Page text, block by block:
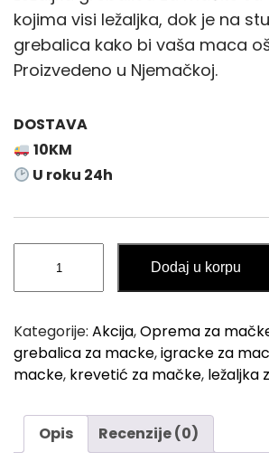
g
i
n
r
c
e
a
s
:
7
,
0
r
e
n
e
i
s
:
5
9
,
0
kojima visi ležaljka, dok je na
grebalica kako bi vaša maca
Proizvedeno u Njemačkoj.
DOSTAVA
10KM
U roku 24h
Ležaljka
Grebalica
Mačke
količina
Dodaj u korpu
Kategorije: Akcija,Oprema za
grebalica za macke,igracke za
macke, krevetić za mačke, ležaljka
Opis Recenzije (0)